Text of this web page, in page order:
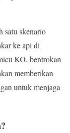
satu skenario
ke api di
KO, bentrokan
memberikan
untuk menjaga